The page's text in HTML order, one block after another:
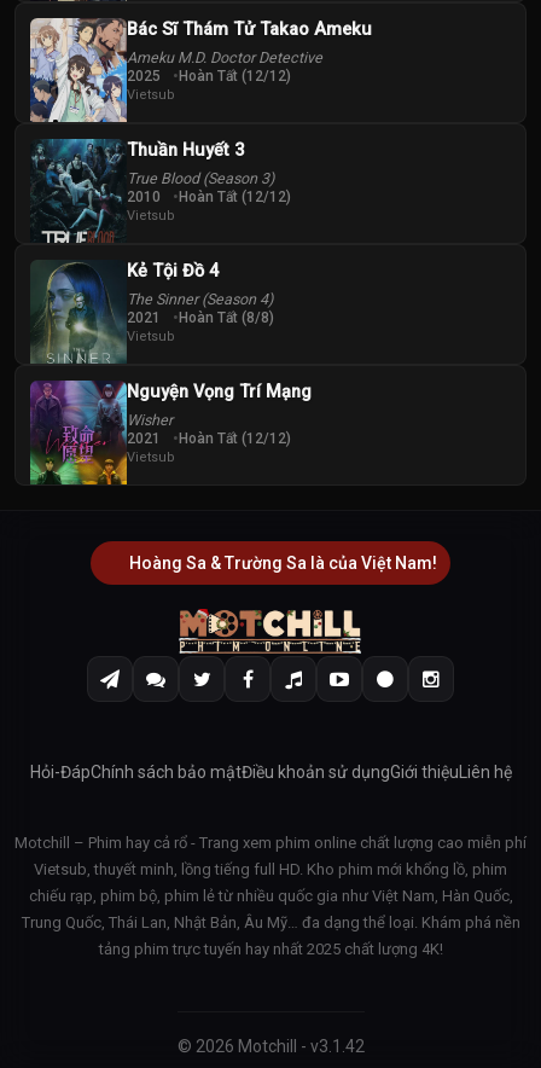
Bác Sĩ Thám Tử Takao Ameku
Ameku M.D. Doctor Detective
2025 Hoàn Tất (12/12)
Vietsub
Thuần Huyết 3
True Blood (Season 3)
2010 Hoàn Tất (12/12)
Vietsub
Kẻ Tội Đồ 4
The Sinner (Season 4)
2021 Hoàn Tất (8/8)
Vietsub
Nguyện Vọng Trí Mạng
Wisher
2021 Hoàn Tất (12/12)
Vietsub
Hoàng Sa & Trường Sa là của Việt Nam!
Hỏi-ĐápChính sách bảo mậtĐiều khoản sử dụngGiới thiệuLiên hệ
Motchill – Phim hay cả rổ - Trang xem phim online chất lượng cao miễn phí
Vietsub, thuyết minh, lồng tiếng full HD. Kho phim mới khổng lồ, phim
chiếu rạp, phim bộ, phim lẻ từ nhiều quốc gia như Việt Nam, Hàn Quốc,
Trung Quốc, Thái Lan, Nhật Bản, Âu Mỹ… đa dạng thể loại. Khám phá nền
tảng phim trực tuyến hay nhất 2025 chất lượng 4K!
© 2026 Motchill - v3.1.42